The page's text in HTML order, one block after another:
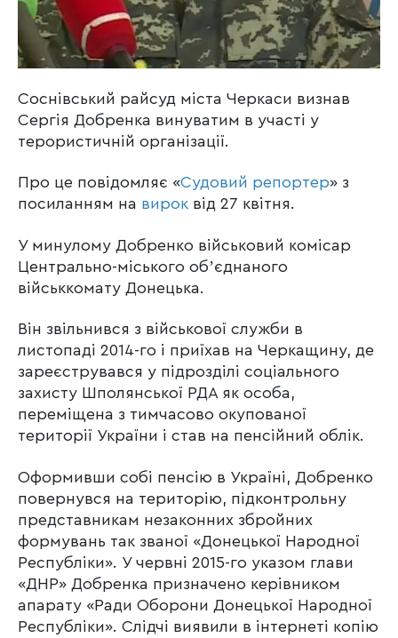
Соснівський райсуд міста Черкаси визнав
Сергія Добренка винуватим в участі у
терористичній організації.
Про це повідомляє «Судовий репортер» з
посиланням на вирок від 27 квітня.
У минулому Добренко військовий комісар
Центрально-міського обʼєднаного
військкомату Донецька.
Він звільнився з військової служби в
листопаді 2014-го і приїхав на Черкащину, де
зареєструвався у підрозділі соціального
захисту Шполянської РДА як особа,
переміщена з тимчасово окупованої
території України і став на пенсійний облік.
Оформивши собі пенсію в Україні, Добренко
повернувся на територію, підконтрольну
представникам незаконних збройних
формувань так званої «Донецької Народної
Республіки». У червні 2015-го указом глави
«ДНР» Добренка призначено керівником
апарату «Ради Оборони Донецької Народної
Республіки». Слідчі виявили в інтернеті копію